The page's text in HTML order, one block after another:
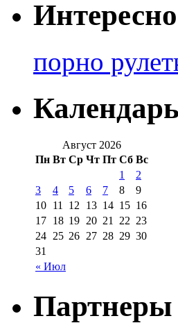
порно
Календарь
Август 2026
Пн Вт Ср Чт Пт Сб Вс
« Июл
1
2
3
4 5 6 7 8
9
10 11 12 13 14 15 16
17 18 19 20 21 22 23
24 25 26 27 28 29 30
31
Партнеры